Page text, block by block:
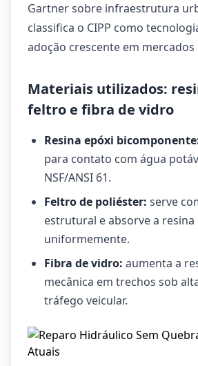
Gartner sobre infraestrutura
classifica o CIPP como
adoção crescente em
Materiais utilizados:
feltro e fibra de vidro
Resina epóxi
para contato com água
NSF/ANSI 61.
Feltro de poliéster: serve
estrutural e absorve a resina
uniformemente.
Fibra de vidro: aumenta a
mecânica em trechos sob
tráfego veicular.